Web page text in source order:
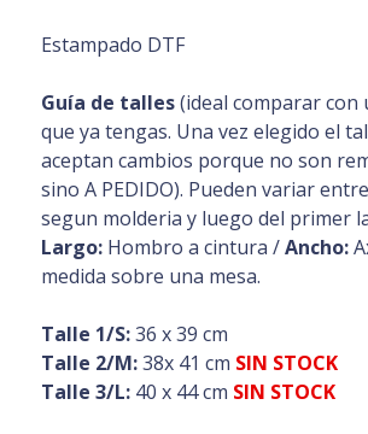
Estampado DTF
Guía de talles(ideal comparar con
que ya tengas. Una vez elegido el
aceptan cambios porque no son
sino A PEDIDO). Pueden variar
segun molderia y luego del primer
Largo:Hombro a cintura /Ancho:
medida sobre una mesa.
Talle 1/S:36 x 39 cm
Talle 2/M:38x 41 cm SIN STOCK
Talle 3/L:40 x 44 cm SIN STOCK